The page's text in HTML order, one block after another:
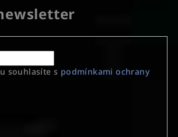
souhlasíte s podmínkami ochrany